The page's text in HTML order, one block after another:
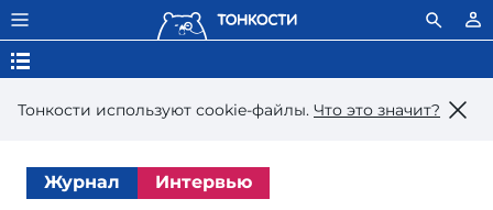
Тонкости используют сookie-файлы. Что это значит?
Журнал Интервью